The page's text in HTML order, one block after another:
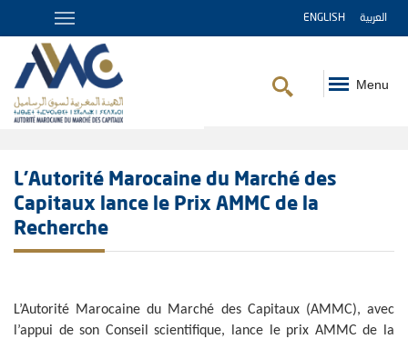
ENGLISH العربية
Menu
L’Autorité Marocaine du Marché des
Capitaux lance le Prix AMMC de la
Recherche
L’Autorité Marocaine du Marché des Capitaux (AMMC), avec
l’appui de son Conseil scientifique, lance le prix AMMC de la